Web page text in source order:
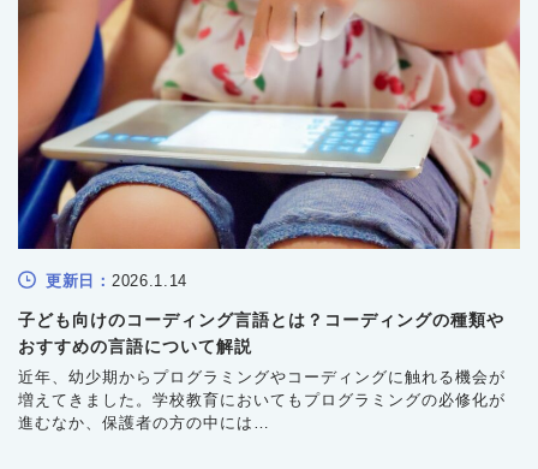
更新日： 2026.1.14
子ども向けのコーディング言語とは？コーディングの種類や
おすすめの言語について解説
近年、幼少期からプログラミングやコーディングに触れる機会が
増えてきました。学校教育においてもプログラミングの必修化が
進むなか、保護者の方の中には